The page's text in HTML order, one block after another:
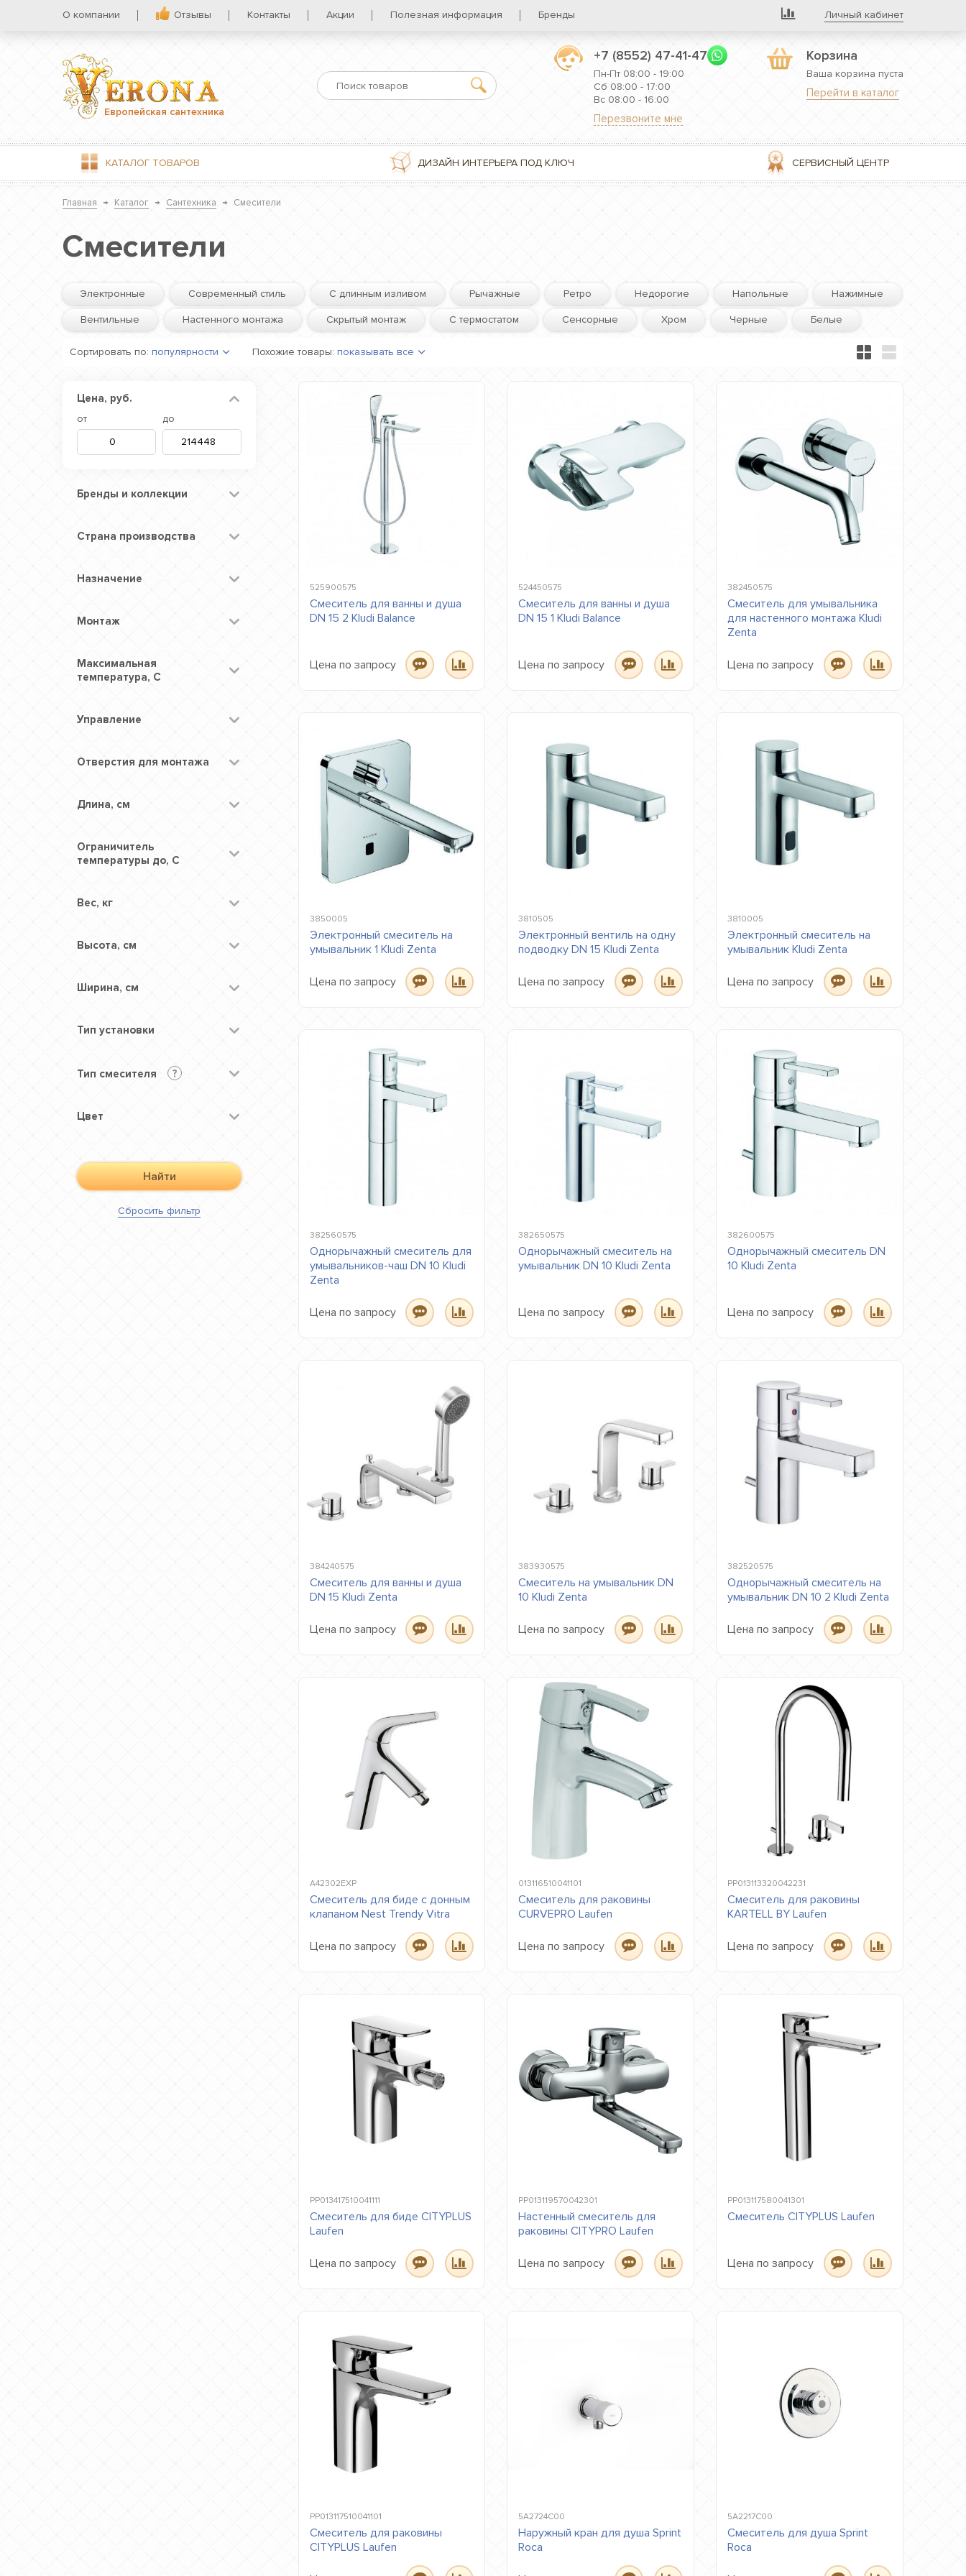
О компании Отзывы Контакты Акции Полезная информация Бренды Личный кабинет
Европейская сантехника
Корзина
Ваша корзина пуста
Перейти в каталог
+7 (8552) 47-41-47
Пн-Пт 08:00 - 19:00
Сб 08:00 - 17:00
Вс 08:00 - 16:00
Перезвоните мне
КАТАЛОГ ТОВАРОВ ДИЗАЙН ИНТЕРЬЕРА ПОД КЛЮЧ СЕРВИСНЫЙ ЦЕНТР
Главная → Каталог → Сантехника → Смесители
Смесители
Электронные Современный стиль С длинным изливом Рычажные Ретро Недорогие Напольные Нажимные
Вентильные Настенного монтажа Скрытый монтаж С термостатом Сенсорные Хром Черные Белые
Сортировать по: популярности Похожие товары: показывать все
Цена, руб.
от до
Бренды и коллекции
Страна производства
Назначение
Монтаж
Максимальная
температура, С
Управление
Отверстия для монтажа
Длина, см
Ограничитель
температуры до, С
Вес, кг
Высота, см
Ширина, см
Тип установки
Тип смесителя ?
Цвет
Найти
Сбросить фильтр
525900575
Смеситель для ванны и душа
DN 15 2 Kludi Balance
Цена по запросу
524450575
Смеситель для ванны и душа
DN 15 1 Kludi Balance
Цена по запросу
382450575
Смеситель для умывальника
для настенного монтажа Kludi
Zenta
Цена по запросу
3850005
Электронный смеситель на
умывальник 1 Kludi Zenta
Цена по запросу
3810505
Электронный вентиль на одну
подводку DN 15 Kludi Zenta
Цена по запросу
3810005
Электронный смеситель на
умывальник Kludi Zenta
Цена по запросу
382560575
Однорычажный смеситель для
умывальников-чаш DN 10 Kludi
Zenta
Цена по запросу
382650575
Однорычажный смеситель на
умывальник DN 10 Kludi Zenta
Цена по запросу
382600575
Однорычажный смеситель DN
10 Kludi Zenta
Цена по запросу
384240575
Смеситель для ванны и душа
DN 15 Kludi Zenta
Цена по запросу
383930575
Смеситель на умывальник DN
10 Kludi Zenta
Цена по запросу
382520575
Однорычажный смеситель на
умывальник DN 10 2 Kludi Zenta
Цена по запросу
A42302EXP
Смеситель для биде с донным
клапаном Nest Trendy Vitra
Цена по запросу
013116510041101
Смеситель для раковины
CURVEPRO Laufen
Цена по запросу
PP013113320042231
Смеситель для раковины
KARTELL BY Laufen
Цена по запросу
PP013417510041111
Смеситель для биде CITYPLUS
Laufen
Цена по запросу
PP013119570042301
Настенный смеситель для
раковины CITYPRO Laufen
Цена по запросу
PP013117580041301
Смеситель CITYPLUS Laufen
Цена по запросу
PP013117510041101
Смеситель для раковины
CITYPLUS Laufen
5A2724C00
Наружный кран для душа Sprint
Roca
5A2217C00
Смеситель для душа Sprint
Roca